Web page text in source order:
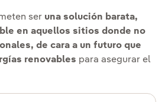
ser una solución barata,
en aquellos sitios donde no
de cara a un futuro que
renovables para asegurar el